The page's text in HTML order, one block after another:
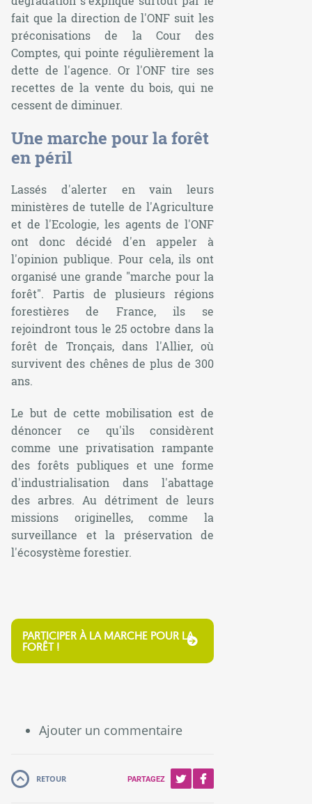
fait que la direction de l'ONF suit les
préconisations de la Cour des
Comptes, qui pointe régulièrement la
dette de l'agence. Or l'ONF tire ses
recettes de la vente du bois, qui ne
cessent de diminuer.
Une marche pour la forêt
en péril
Lassés d'alerter en vain leurs
ministères de tutelle de l'Agriculture
et de l'Ecologie, les agents de l'ONF
ont donc décidé d'en appeler à
l'opinion publique. Pour cela, ils ont
organisé une grande "marche pour la
forêt". Partis de plusieurs régions
forestières de France, ils se
rejoindront tous le 25 octobre dans la
forêt de Tronçais, dans l'Allier, où
survivent des chênes de plus de 300
ans.
Le but de cette mobilisation est de
dénoncer ce qu'ils considèrent
comme une privatisation rampante
des forêts publiques et une forme
d'industrialisation dans l'abattage
des arbres. Au détriment de leurs
missions originelles, comme la
surveillance et la préservation de
l'écosystème forestier.
PARTICIPER À LA MARCHE POUR LA
FORÊT !
Ajouter un commentaire
RETOUR PARTAGEZ